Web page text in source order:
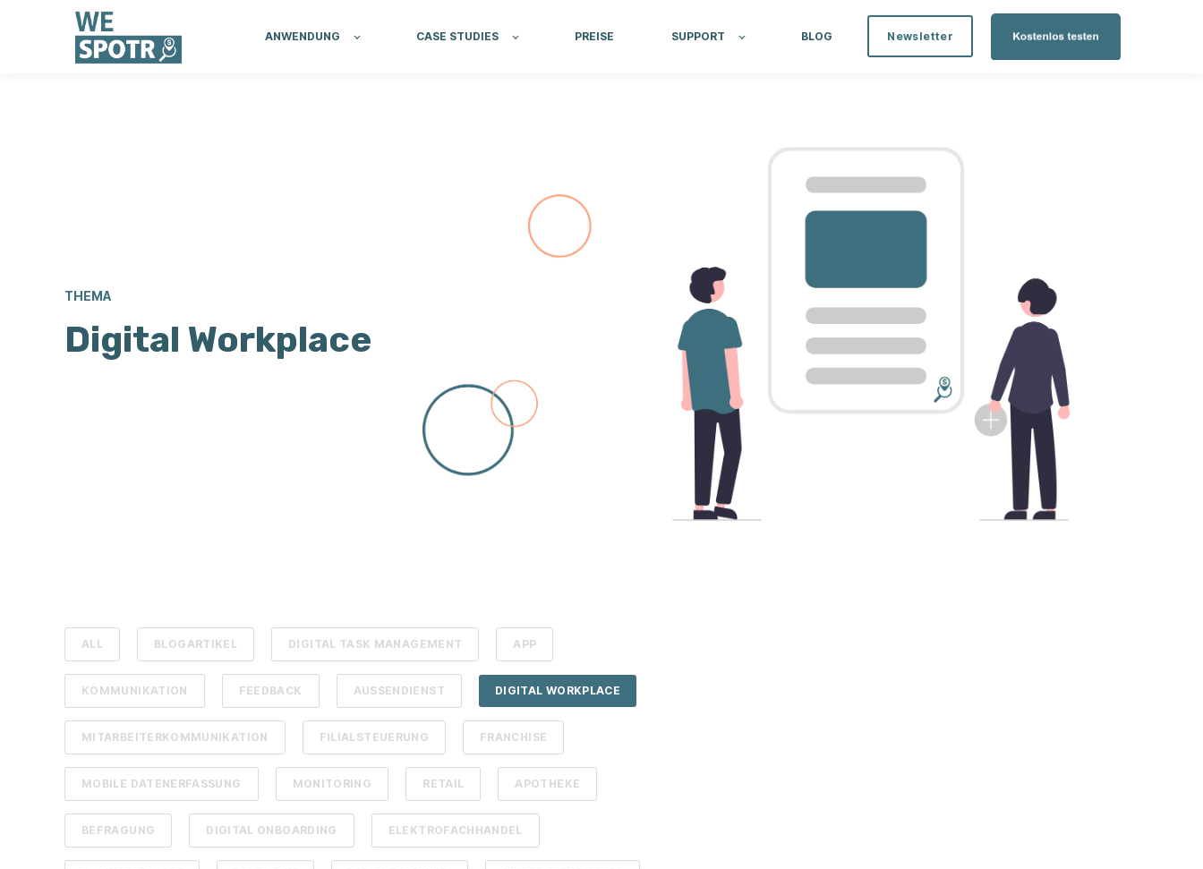
ANWENDUNG CASE STUDIES PREISE SUPPORT BLOG Newsletter
THEMA
Digital Workplace
ALL BLOGARTIKEL DIGITAL TASK MANAGEMENT APP
KOMMUNIKATION FEEDBACK AUSSENDIENST DIGITAL WORKPLACE
MITARBEITERKOMMUNIKATION FILIALSTEUERUNG FRANCHISE
MOBILE DATENERFASSUNG MONITORING RETAIL APOTHEKE
BEFRAGUNG DIGITAL ONBOARDING ELEKTROFACHHANDEL